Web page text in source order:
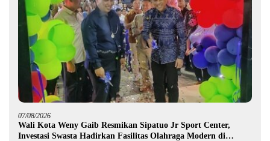
07/08/2026
Wali Kota Weny Gaib Resmikan Sipatuo Jr Sport Center,
Investasi Swasta Hadirkan Fasilitas Olahraga Modern di